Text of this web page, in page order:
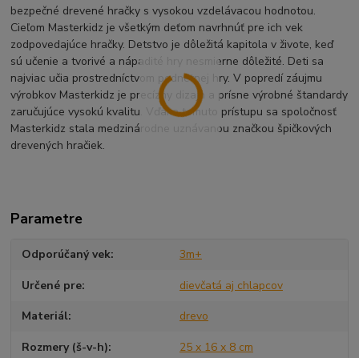
bezpečné drevené hračky s vysokou vzdelávacou hodnotou.
Cieľom Masterkidz je všetkým deťom navrhnúť pre ich vek
zodpovedajúce hračky. Detstvo je dôležitá kapitola v živote, keď
sú učenie a tvorivé a nápadité hry nesmierne dôležité. Deti sa
najviac učia prostredníctvom podnetnej hry. V popredí záujmu
výrobkov Masterkidz je precízny dizajn a prísne výrobné štandardy
zaručujúce vysokú kvalitu. Vďaka tomuto prístupu sa spoločnosť
Masterkidz stala medzinárodne uznávanou značkou špičkových
drevených hračiek.
Parametre
Odporúčaný vek 3m+
Určené pre dievčatá aj chlapcov
Materiál drevo
Rozmery (š-v-h) 25 x 16 x 8 cm